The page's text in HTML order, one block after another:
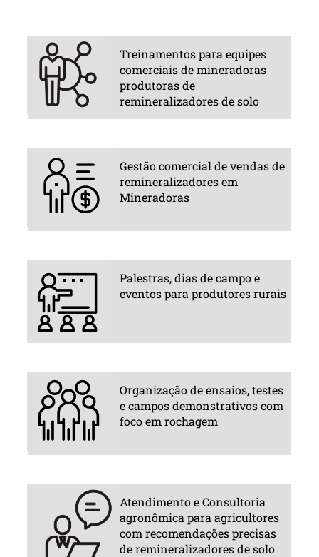
Atendimento e Consultoria
agronômica para agricultores
com recomendações precisas
de remineralizadores de solo
Treinamentos para equipes
comerciais de mineradoras
produtoras de
remineralizadores de solo
Gestão comercial de vendas de
remineralizadores em
Mineradoras
Palestras, dias de campo e
eventos para produtores rurais
Organização de ensaios, testes
e campos demonstrativos com
foco em rochagem